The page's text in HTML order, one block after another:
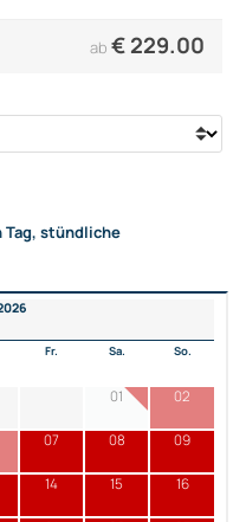
ab € 229.00
Tag, stündliche
Fr. Sa. So.
01 02
07 08 09
14 15 16